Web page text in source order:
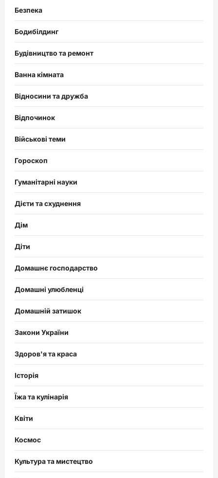
Безпека
Бодибілдинг
Будівництво та ремонт
Ванна кімната
Відносини та дружба
Відпочинок
Військові теми
Гороскоп
Гуманітарні науки
Дієти та схуднення
Дім
Діти
Домашнє господарство
Домашні улюбленці
Домашній затишок
Закони України
Здоров'я та краса
Історія
Їжа та кулінарія
Квіти
Космос
Культура та мистецтво